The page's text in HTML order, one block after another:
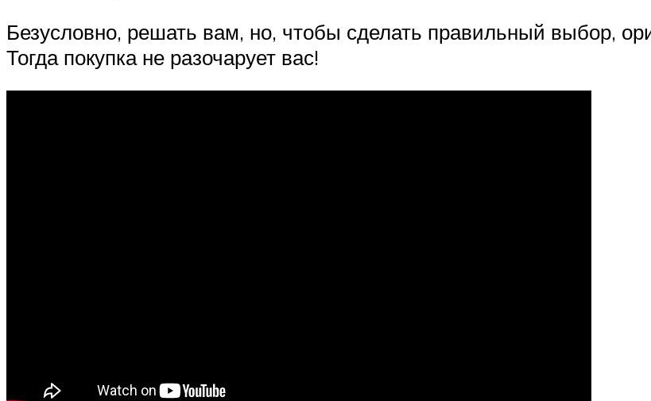
Безусловно, решать вам, но, чтобы сделать правильный выбор,
Тогда покупка не разочарует вас!